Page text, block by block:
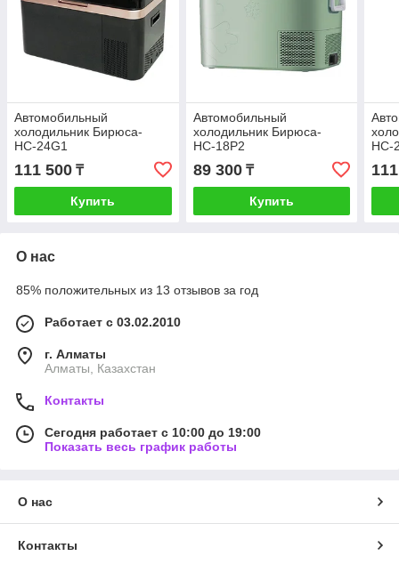
Автомобильный
холодильник Бирюса-
НС-24G1
111 500 ₸
Купить
Автомобильный
холодильник Бирюса-
НС-18Р2
89 300₸
Купить
НС-
О нас
85% положительных из 13 отзывов за год
Работает с 03.02.2010
г. Алматы
Алматы, Казахстан
Контакты
Сегодня работает с 10:00 до 19:00
Показать весь график работы
О нас
Контакты